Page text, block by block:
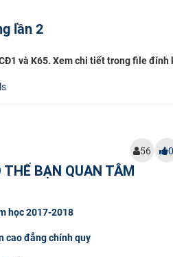
lần 2
và K65. Xem chi tiết trong file đính
56 0
THỂ BẠN QUAN TÂM
học 2017-2018
cao đẳng chính quy